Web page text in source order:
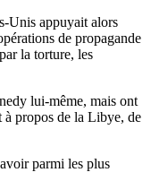
Unis appuyait alors
de propagande
la torture, les
lui-même, mais ont
à propos de la Libye, de
parmi les plus